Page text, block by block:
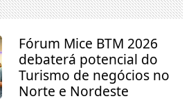
Fórum Mice BTM 2026
debaterá potencial do
Turismo de negócios no
Norte e Nordeste